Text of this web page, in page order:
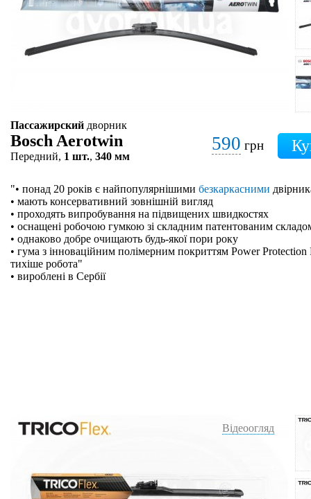
Пассажирский дворник
Bosch Aerotwin
Передний, 1 шт., 340 мм
590 грн
"• понад 20 років є найпопулярнішими безкаркасними
• мають консервативний зовнішній вигляд
• проходять випробування на підвищених швидкостях
• оснащені робочою гумкою зі складним патентованим
• однаково добре очищають будь-якої пори року
• гума з інноваційним полімерним покриттям Power
тихіше робота"
• вироблені в Сербії
Відеоогляд